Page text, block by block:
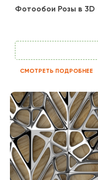
Фотообои Розы в 3D
СМОТРЕТЬ ПОДРОБНЕЕ